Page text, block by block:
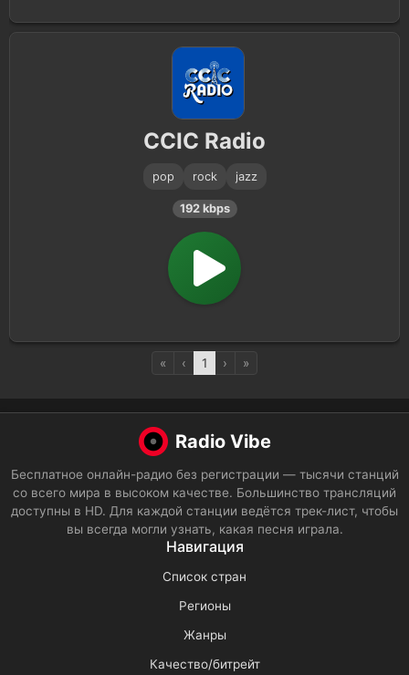
CCIC Radio
pop rock jazz
192 kbps
« ‹ 1 › »
Radio Vibe
Бесплатное онлайн-радио без регистрации — тысячи станций
со всего мира в высоком качестве. Большинство трансляций
доступны в HD. Для каждой станции ведётся трек-лист, чтобы
вы всегда могли узнать, какая песня играла.
Навигация
Список стран
Регионы
Жанры
Качество/битрейт